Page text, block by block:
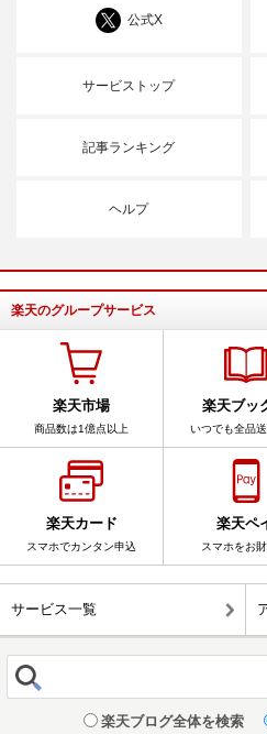
公式X
サービストップ
記事ランキング
ヘルプ
楽天のグループサービス
楽天市場
商品数は1億点以上
楽天ブッ
いつでも全品
楽天カード
スマホでカンタン申込
楽天ペ
スマホをお
サービス一覧
楽天ブログ全体を検索